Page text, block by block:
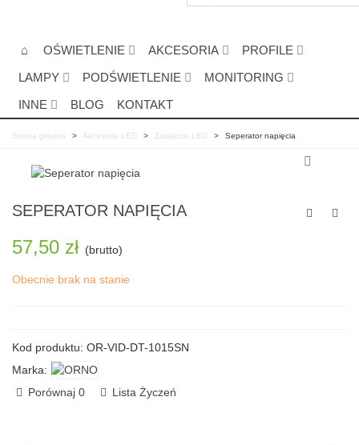
OŚWIETLENIE AKCESORIA
PROFILE
LAMPY
PODŚWIETLENIE
MONITORING
INNE
BLOG KONTAKT
Strona główna > Akcesoria LED > Zasilacze LED > Seperator napięcia
SEPERATOR NAPIĘCIA
57,50 zł (brutto)
Obecnie brak na stanie
Kod produktu: OR-VID-DT-1015SN
Marka:
Porównaj 0 Lista Życzeń